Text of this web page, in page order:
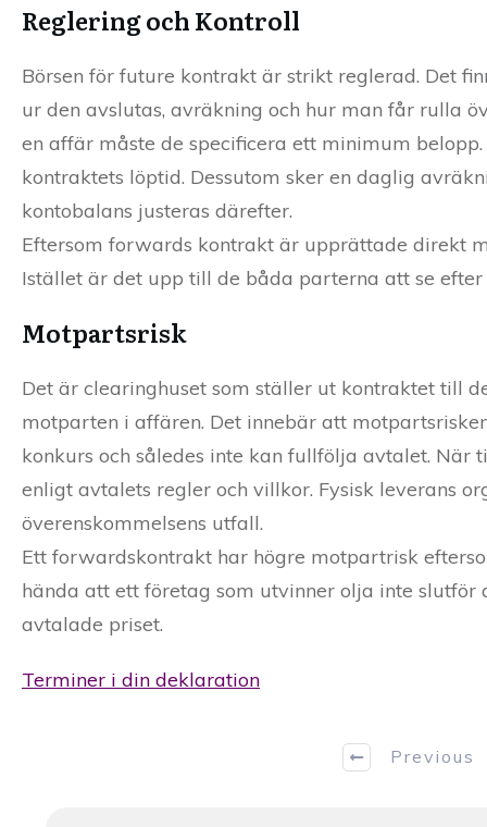
Reglering och Kontroll
Börsen för future kontrakt är strikt reglerad. Det
ur den avslutas, avräkning och hur man får rulla
en affär måste de specificera ett minimum
kontraktets löptid. Dessutom sker en daglig
kontobalans justeras därefter.
Eftersom forwards kontrakt är upprättade direkt
Istället är det upp till de båda parterna att se efter
Motpartsrisk
Det är clearinghuset som ställer ut kontraktet till
motparten i affären. Det innebär att
konkurs och således inte kan fullfölja avtalet.
enligt avtalets regler och villkor. Fysisk leverans
överenskommelsens utfall.
Ett forwardskontrakt har högre motpartrisk
hända att ett företag som utvinner olja inte
avtalade priset.
Terminer i din deklaration
Previous